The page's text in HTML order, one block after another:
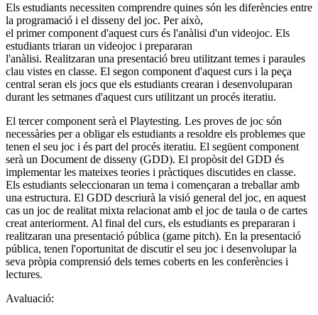
Els estudiants necessiten comprendre quines són les diferències entre
la programació i el disseny del joc. Per això,
el primer component d'aquest curs és l'anàlisi d'un videojoc. Els
estudiants triaran un videojoc i prepararan
l'anàlisi. Realitzaran una presentació breu utilitzant temes i paraules
clau vistes en classe. El segon component d'aquest curs i la peça
central seran els jocs que els estudiants crearan i desenvoluparan
durant les setmanes d'aquest curs utilitzant un procés iteratiu.
El tercer component serà el Playtesting. Les proves de joc són
necessàries per a obligar els estudiants a resoldre els problemes que
tenen el seu joc i és part del procés iteratiu. El següent component
serà un Document de disseny (GDD). El propòsit del GDD és
implementar les mateixes teories i pràctiques discutides en classe.
Els estudiants seleccionaran un tema i començaran a treballar amb
una estructura. El GDD descriurà la visió general del joc, en aquest
cas un joc de realitat mixta relacionat amb el joc de taula o de cartes
creat anteriorment. Al final del curs, els estudiants es prepararan i
realitzaran una presentació pública (game pitch). En la presentació
pública, tenen l'oportunitat de discutir el seu joc i desenvolupar la
seva pròpia comprensió dels temes coberts en les conferències i
lectures.
Avaluació: